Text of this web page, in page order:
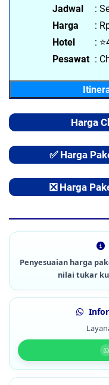
Jadwal
:
Harga
:
Hotel
:
Pesawat :
Harga
✅ Harga
❎ Harga
Penyesuaian harga
nilai tukar